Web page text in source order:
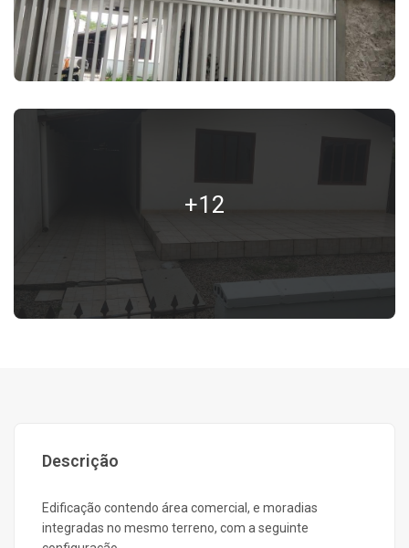
+12
Descrição
Edificação contendo área comercial, e moradias
integradas no mesmo terreno, com a seguinte